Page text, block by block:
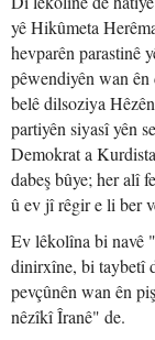
yê Hikûmeta
hevparên parastinê
pêwendiyên wan
belê dilsoziya
partiyên siyasî yên
Demokrat a
dabeş bûye; her alî
û ev jî rêgir e li ber
Ev lêkolîna bi navê
dinirxîne, bi taybetî
pevçûnên wan ên
nêzîkî Îranê" de.